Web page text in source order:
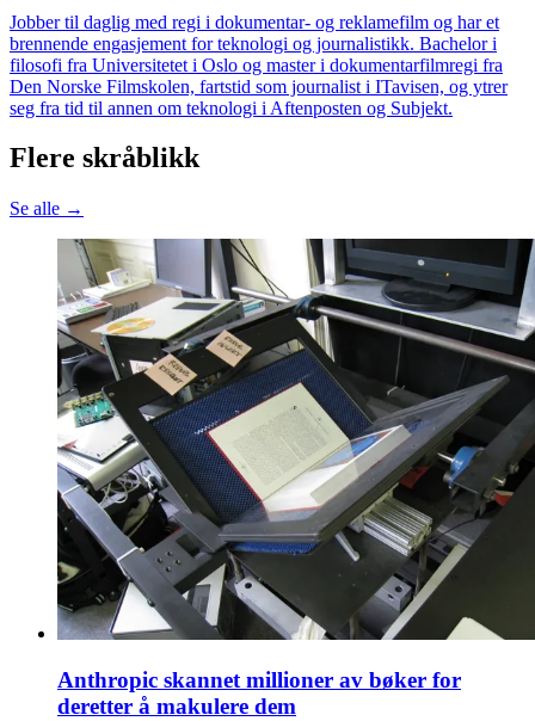
Jobber til daglig med regi i dokumentar- og reklamefilm og har et
brennende engasjement for teknologi og journalistikk. Bachelor i
filosofi fra Universitetet i Oslo og master i dokumentarfilmregi fra
Den Norske Filmskolen, fartstid som journalist i ITavisen, og ytrer
seg fra tid til annen om teknologi i Aftenposten og Subjekt.
Flere skråblikk
Se alle →
Anthropic skannet millioner av bøker for
deretter å makulere dem